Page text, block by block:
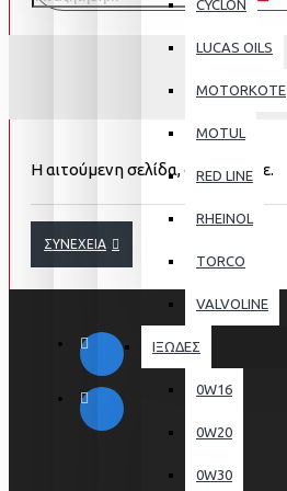
CYCLON
LUCAS OILS
MOTORKOTE
MOTUL
RED LINE
RHEINOL
TORCO
VALVOLINE
ΙΞΩΔΕΣ
0W16
0W20
0W30
Η αιτούμενη σελίδα, δε βρέθηκε.
ΣΥΝΈΧΕΙΑ